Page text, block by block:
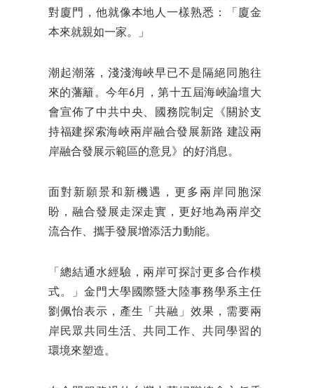
對廈門，他就像本地人一樣熟悉：「廈金
本來就親如一家。」
潮起潮落，淺淺海峽早已不是隔絕同胞往
來的藩籬。今年6月，第十五屆海峽論壇大
會宣佈了中共中央、國務院制定《關於支
持福建探索海峽兩岸融合發展新路 建設兩
岸融合發展示範區的意見》的好消息。
面對新願景和新機遇，更多兩岸同胞深
盼，融合發展走深走實，更好地為兩岸交
流合作、攜手發展增添活力動能。
「總結通水經驗，兩岸可探討更多合作模
式。」金門大學國際暨大陸事務學系主任
劉佩怡表示，產生「共融」效果，需要兩
岸民眾共同生活、共同工作、共同學習的
環境來塑造。